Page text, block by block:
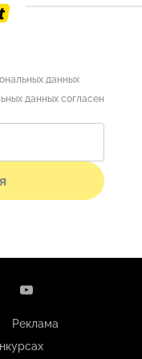
данных
данных согласен
Реклама